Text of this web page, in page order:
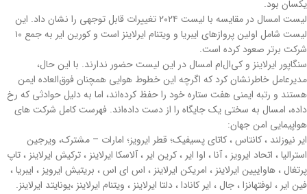
یکسان بود.
لیست امسال در مقایسه با لیست ۲۰۲۴ تغییرات قابل توجهی را نشان داد. این
لیست شامل اولین پروازهای ایبریا و ویتنام ایرلاینز است و کورین ایر به جمع ۱۰
شرکت برتر صعود کرده است.
سنگاپور ایرلاینز و کی‌ال‌ام امسال در این لیست حضور ندارند. با این حال،
مدیرعامل خاطرنشان کرد که اگرچه این خطوط هوایی همچنان فوق‌العاده ایمن
هستند و رتبه ایمنی هفت ستاره خود را حفظ کرده‌اند، اما به دلیل حوادثی که رخ
داده، امسال به سختی یک جایگاه را از دست داده‌اند. فهرست کامل شرکت های
هواپیمایی امن جهان:
ایر نیوزلند ، کانتاس ، کاتای پسیفیک؛ قطر ایرویز؛ امارات – مشترک، ویرجین
استرالیا ، اتحاد ایرویز ، آنا ، اوا ایر ، کرین ایر ، آلاسکا ایرلاینز ، ترکیش ایرلاینز ، تاپ
پرتغال ، هاواییین ایرلاینز ، امریکن ایرلاینز ، اس ای اس ، بریتیش ایرویز ، ایبریا ،
فین ایر ، لوفتهانزا ، جال ، ایر کانادا ، دلتا ایرلاینز ، ویتنام ایرلاینز ،یونایتد ایرلاینز.